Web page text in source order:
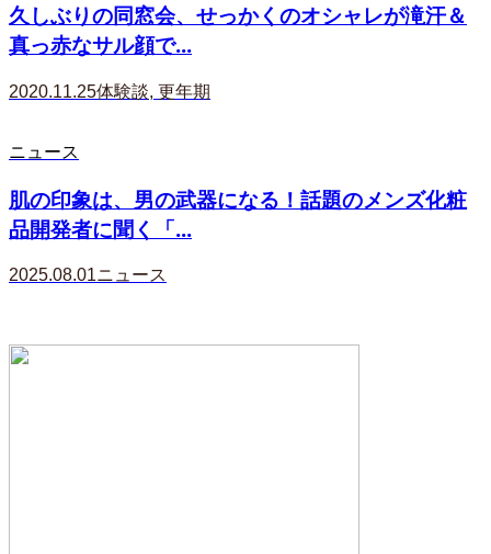
久しぶりの同窓会、せっかくのオシャレが滝汗＆
真っ赤なサル顔で...
2020.11.25体験談, 更年期
ニュース
肌の印象は、男の武器になる！話題のメンズ化粧
品開発者に聞く「...
2025.08.01ニュース